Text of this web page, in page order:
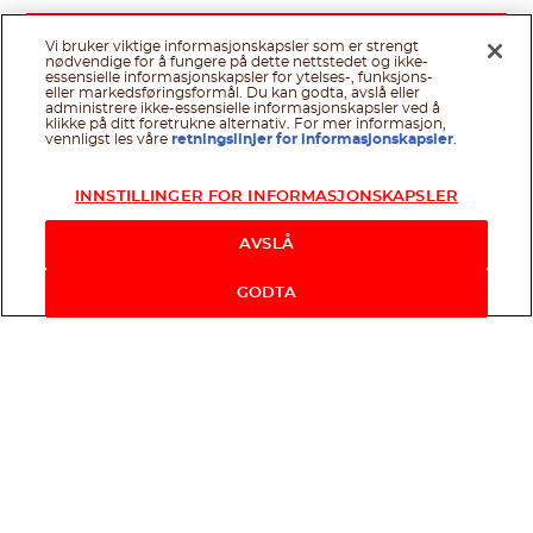
Vi bruker viktige informasjonskapsler som er strengt
nødvendige for å fungere på dette nettstedet og ikke-
essensielle informasjonskapsler for ytelses-, funksjons-
eller markedsføringsformål. Du kan godta, avslå eller
administrere ikke-essensielle informasjonskapsler ved å
klikke på ditt foretrukne alternativ. For mer informasjon,
vennligst les våreretningslinjer for informasjonskapsler
INNSTILLINGER FOR INFORMASJONSKAPSLER
AVSLÅ
GODTA